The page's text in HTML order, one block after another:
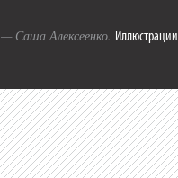
— Саша Алексеенко. Иллюстрации